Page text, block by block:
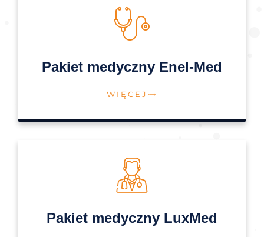
Pakiet medyczny Enel-Med
WIĘCEJ
Pakiet medyczny LuxMed